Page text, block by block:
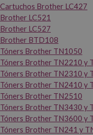
Cartuchos Brother LC427
Brother LC521
Brother LC527
Brother BTD108
Tóners Brother TN1050
Tóners Brother TN2210 y
Tóners Brother TN2310 y
Tóners Brother TN2410 y
Tóners Brother TN2510
Tóners Brother TN3430 y
Tóners Brother TN3600 y
Tóners Brother TN241 y